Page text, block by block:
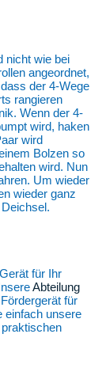
nicht wie bei
angeordnet,
der 4-Wege
rangieren
Wenn der 4-
wird, haken
wird
Bolzen so
wird. Nun
Um wieder
wieder ganz
für Ihr
Abteilung
für
einfach unsere